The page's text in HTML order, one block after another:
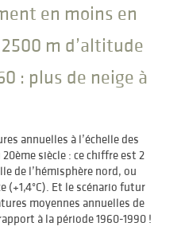
en moins en
m d’altitude
: plus de neige à
annuelles à l’échelle des
siècle : ce chiffre est 2
de l’hémisphère nord, ou
(+1,4°C). Et le scénario futur
moyennes annuelles de
à la période 1960-1990 !